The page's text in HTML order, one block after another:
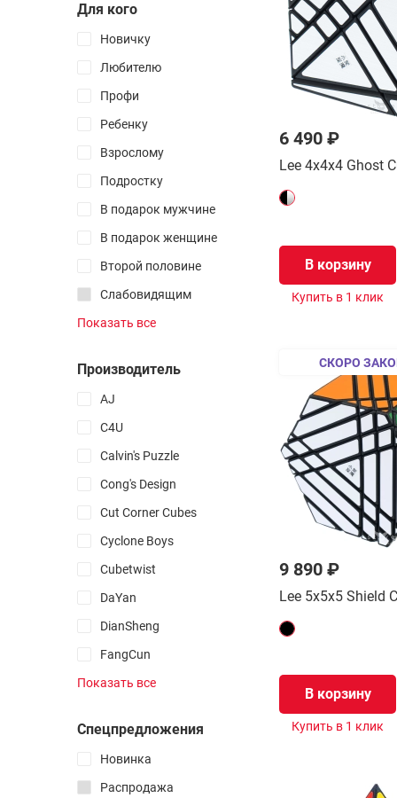
Чехлы и боксы
Запчасти
Смазка
Логотипы
Маты
Все товары раздела
Йо-Йо
Пенспиннинг
Антистрессы
Поп Ит
Симпл Димпл
Фиджет кубы
Мокуру
3D Мозаики
Зеркальные
Змейки
Шестеренчатые
3D печатные
Самые простые
Самые сложные
Для кого
Новичку
Любителю
Профи
Ребенку
Взрослому
Подростку
В подарок мужчине
В подарок женщине
Второй половине
Слабовидящим
Начальнику
Показать все
Производитель
AJ
C4U
Calvin's Puzzle
Cong's Design
Cut Corner Cubes
Cyclone Boys
Cubetwist
DaYan
DianSheng
FangCun
HelloCube
Grigorusha Puzzles
Heshu
Показать все
Спецпредложения
Новинка
Распродажа
6 490 ₽
Lee 4x4x4 Ghost
В корзину
Купить в 1 клик
СКОРО
9 890 ₽
Lee 5x5x5 Shield
В корзину
Купить в 1 клик